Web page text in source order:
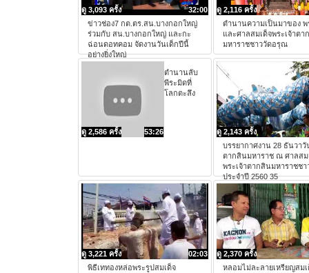
32:00
ดู 3,093 ครั้ง
ข่าวช่อง7 กต.ตร.สน.บางกอกใหญ่
ร่วมกับ สน.บางกอกใหญ่ และกะ
ฉ่อนดอทคอม จัดงานวันเด็กปีนี้
อย่างยิ่งใหญ่
ดู 2,116 ครั้ง
ตำนานความเป็นมาของ พ
และศาลสมเด็จพระเจ้าตา
มหาราชชาววัดอรุณ
53:26
ดู 2,586 ครั้ง
ตำนานลับ
พีระมิดที่
โลกตะลึง
ดู 2,143 ครั้ง
บรรยากาศงาน 28 ธันวาวั
ตากสินมหาราช ณ ศาลสม
พระเจ้าตากสินมหาราชช
ประจำปี 2560 35
02:03
ดู 3,221 ครั้ง
พิธีเททองหล่อพระรูปสมเด็จ
ดู 2,370 ครั้ง
หลอมไม่ละลายเหรียญสมเ